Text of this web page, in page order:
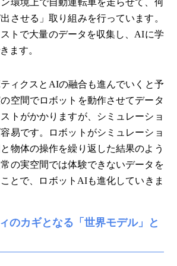
環境上で自動運転車を走らせて、何
させる」取り組みを行っています。
トで大量のデータを収集し、AIに学
ます。
ィクスとAIの融合も進んでいくと予
空間でロボットを動作させてデータ
トがかかりますが、シミュレーショ
易です。ロボットがシミュレーショ
物体の操作を繰り返した結果のよう
の実空間では体験できないデータを
とで、ロボットAIも進化していきま
のカギとなる「世界モデル」と